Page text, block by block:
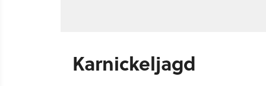
Karnickeljagd